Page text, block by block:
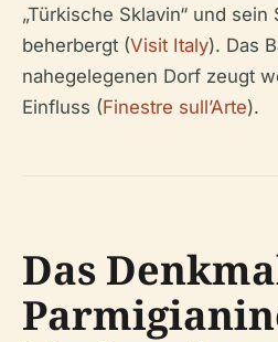
„Türkische Sklavin“ und sein
beherbergt (Visit Italy). Das
nahegelegenen Dorf zeugt
Einfluss (Finestre sull’Arte).
Das